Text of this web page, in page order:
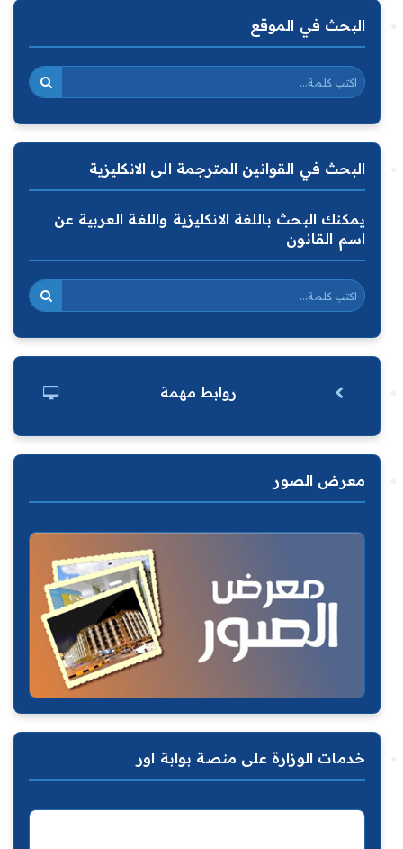
البحث في الموقع
البحث في القوانين المترجمة الى الانكليزية
يمكنك البحث باللغة الانكليزية واللغة العربية عن
اسم القانون
روابط مهمة
معرض الصور
خدمات الوزارة على منصة بوابة اور